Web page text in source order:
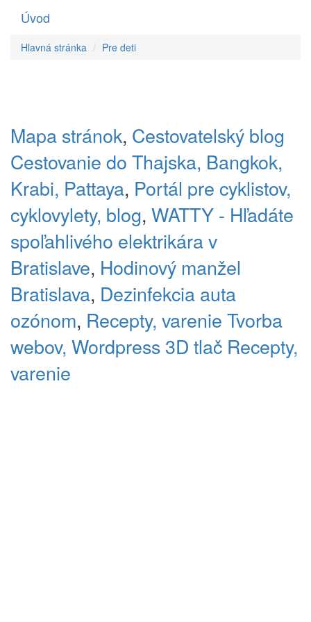
Úvod
Hlavná stránka Pre deti
Mapa stránok, Cestovatelský blog
Cestovanie do Thajska, Bangkok,
Krabi, Pattaya, Portál pre cyklistov,
cyklovylety, blog, WATTY - Hľadáte
spoľahlivého elektrikára v
Bratislave, Hodinový manžel
Bratislava, Dezinfekcia auta
ozónom, Recepty, varenie Tvorba
webov, Wordpress 3D tlač Recepty,
varenie